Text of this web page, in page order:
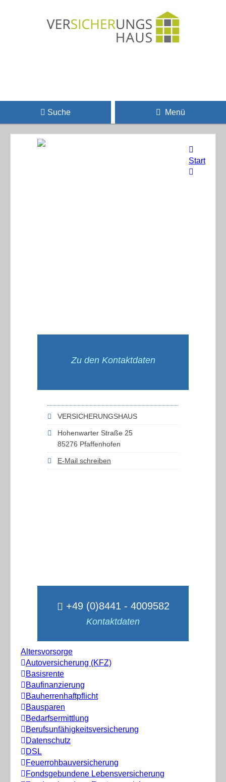
Suche Menü
Zu den Kontaktdaten
VERSICHERUNGSHAUS
Hohenwarter Straße 25
85276 Pfaffenhofen
E-Mail schreiben
+49 (0)8441 - 4009582
Kontaktdaten
Start
Altersvorsorge
Autoversicherung (KFZ)
Basisrente
Baufinanzierung
Bauherrenhaftpflicht
Bausparen
Bedarfsermittlung
Berufs­unfähigkeitsversicherung
Datenschutz
DSL
Feuerrohbauversicherung
Fondsgebundene Lebensversicherung